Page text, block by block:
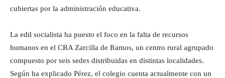
cubiertas por la administración educativa.
La edil socialista ha puesto el foco en la falta de recursos
humanos en el CRA Zarcilla de Ramos, un centro rural agrupado
compuesto por seis sedes distribuidas en distintas localidades.
Según ha explicado Pérez, el colegio cuenta actualmente con un